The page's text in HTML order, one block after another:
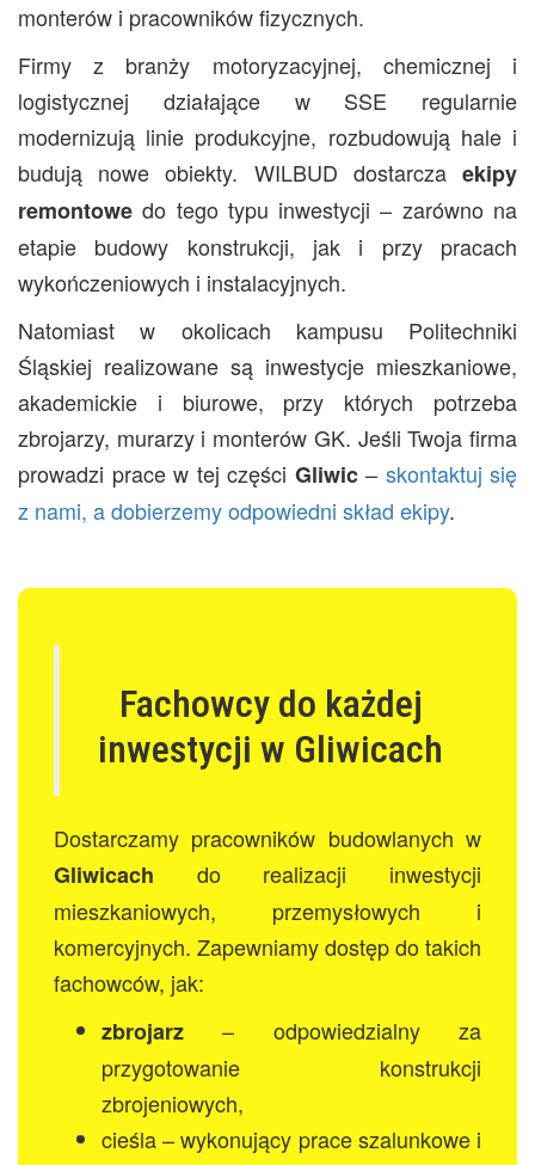
monterów i pracowników fizycznych.
Firmy z branży motoryzacyjnej, chemicznej i
logistycznej działające w SSE regularnie
modernizują linie produkcyjne, rozbudowują hale i
budują nowe obiekty. WILBUD dostarcza ekipy
remontowe do tego typu inwestycji – zarówno na
etapie budowy konstrukcji, jak i przy pracach
wykończeniowych i instalacyjnych.
Natomiast w okolicach kampusu Politechniki
Śląskiej realizowane są inwestycje mieszkaniowe,
akademickie i biurowe, przy których potrzeba
zbrojarzy, murarzy i monterów GK. Jeśli Twoja firma
prowadzi prace w tej części Gliwic– skontaktuj się
z nami, a dobierzemy odpowiedni skład ekipy.
Fachowcy do każdej
inwestycji w Gliwicach
Dostarczamy pracowników budowlanych w
Gliwicach do realizacji inwestycji
mieszkaniowych, przemysłowych i
komercyjnych. Zapewniamy dostęp do takich
fachowców, jak:
zbrojarz – odpowiedzialny za
przygotowanie konstrukcji
zbrojeniowych,
cieśla – wykonujący prace szalunkowe i